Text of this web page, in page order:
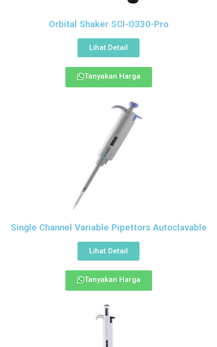
Orbital Shaker SCI-O330-Pro
Lihat Detail
Tanyakan Harga
Single Channel Variable Pipettors Autoclavable
Lihat Detail
Tanyakan Harga